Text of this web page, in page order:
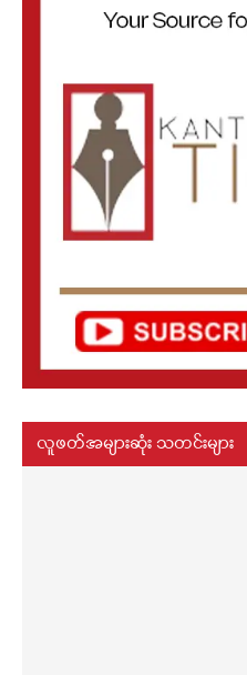
လူဖတ်အများဆုံး သတင်းများ